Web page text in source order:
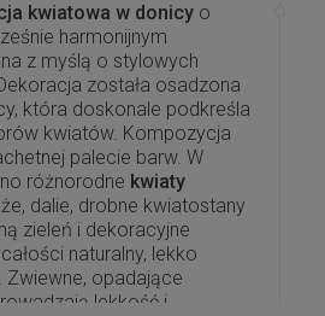
kwiatowa w donicy o
harmonijnym
z myślą o stylowych
została osadzona
która doskonale podkreśla
kwiatów. Kompozycja
palecie barw. W
różnorodne kwiaty
dalie, drobne kwiatostany
zieleń i dekoracyjne
naturalny, lekko
opadające
lekkość i